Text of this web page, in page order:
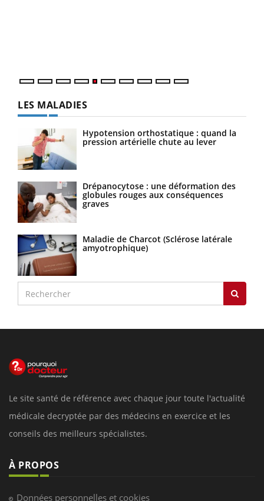
LES MALADIES
Hypotension orthostatique : quand la
pression artérielle chute au lever
Drépanocytose : une déformation des
globules rouges aux conséquences
graves
Maladie de Charcot (Sclérose latérale
amyotrophique)
Le site santé de référence avec chaque jour toute l'actualité
médicale decryptée par des médecins en exercice et les
conseils des meilleurs spécialistes.
À PROPOS
Données personnelles et cookies